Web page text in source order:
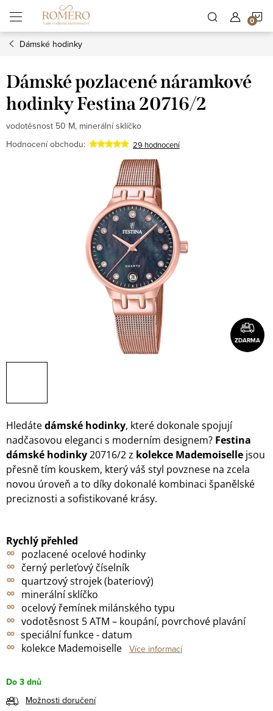
obsah
Dámské hodinky
Dámské pozlacené náramkové
hodinky Festina 20716/2
vodotěsnost 50 M, minerální sklíčko
Hodnocení obchodu:
29 hodnocení
ZDARMA
Hledátedámské hodinky, které dokonale spojují
nadčasovou eleganci s moderním designem? Festina
dámské hodinky20716/2 z kolekce Mademoiselle jsou
přesně tím kouskem, který váš styl povznese na zcela
novou úroveň a to díky dokonalé kombinaci španělské
preciznosti a sofistikované krásy.
Rychlý přehled
∞ pozlacené ocelové hodinky
∞ černý perleťový číselník
∞ quartzový strojek (bateriový)
∞ minerální sklíčko
∞ ocelový řemínek milánského typu
∞ vodotěsnost 5 ATM – koupání, povrchové plavání
∞ speciální funkce - datum
∞ kolekce Mademoiselle Více informací
Do 3 dnů
Možnosti doručení